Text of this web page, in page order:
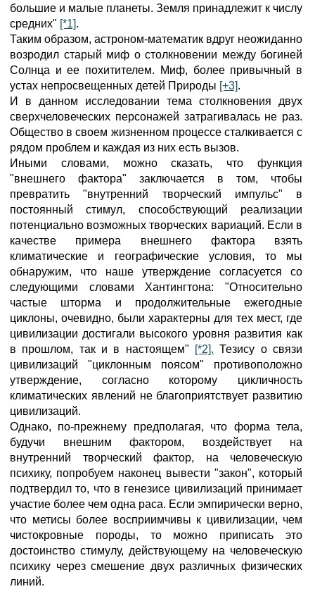
большие и малые планеты. Земля принадлежит к числу
средних" [*1].
Таким образом, астроном-математик вдруг неожиданно
возродил старый миф о столкновении между богиней
Солнца и ее похитителем. Миф, более привычный в
устах непросвещенных детей Природы [+3].
И в данном исследовании тема столкновения двух
сверхчеловеческих персонажей затрагивалась не раз.
Общество в своем жизненном процессе сталкивается с
рядом проблем и каждая из них есть вызов.
Иными словами, можно сказать, что функция
"внешнего фактора" заключается в том, чтобы
превратить "внутренний творческий импульс" в
постоянный стимул, способствующий реализации
потенциально возможных творческих вариаций. Если в
качестве примера внешнего фактора взять
климатические и географические условия, то мы
обнаружим, что наше утверждение согласуется со
следующими словами Хантингтона: "Относительно
частые шторма и продолжительные ежегодные
циклоны, очевидно, были характерны для тех мест, где
цивилизации достигали высокого уровня развития как
в прошлом, так и в настоящем"
[*2]. Тезису о связи
цивилизаций "циклонным поясом" противоположно
утверждение, согласно которому цикличность
климатических явлений не благоприятствует развитию
цивилизаций.
Однако, по-прежнему предполагая, что форма тела,
будучи внешним фактором, воздействует на
внутренний творческий фактор, на человеческую
психику, попробуем наконец вывести "закон", который
подтвердил то, что в генезисе цивилизаций принимает
участие более чем одна раса. Если эмпирически верно,
что метисы более восприимчивы к цивилизации, чем
чистокровные породы, то можно приписать это
достоинство стимулу, действующему на человеческую
психику через смешение двух различных физических
линий.